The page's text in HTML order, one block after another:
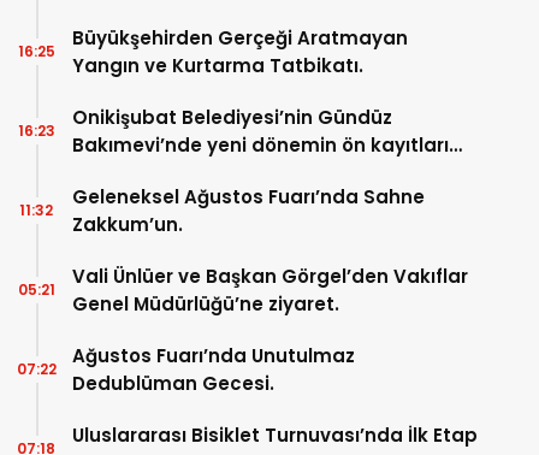
Büyükşehirden Gerçeği Aratmayan
Yangın ve Kurtarma Tatbikatı.
16:25
Onikişubat Belediyesi’nin Gündüz
Bakımevi’nde yeni dönemin ön kayıtları
16:23
Geleneksel Ağustos Fuarı’nda Sahne
Zakkum’un.
11:32
Vali Ünlüer ve Başkan Görgel’den Vakıflar
Genel Müdürlüğü’ne ziyaret.
05:21
Ağustos Fuarı’nda Unutulmaz
Dedublüman Gecesi.
07:22
Uluslararası Bisiklet Turnuvası’nda İlk Etap
07:18